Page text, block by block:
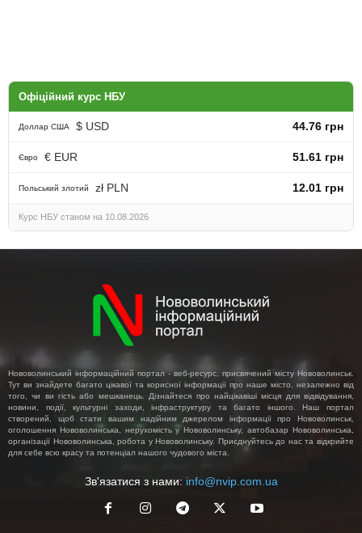
Офіційний курс НБУ
Доллар США $ USD 44.76 грн
Євро € EUR 51.61 грн
Польський злотий zł PLN 12.01 грн
Курс НБУ станом на 10.08.2026
Нововолинський інформаційний портал - веб-ресурс, присвячений місту Нововолинськ.
Тут ви знайдете багато цікавої та корисної інформації про наше місто, незалежно від
того, чи ви гість або мешканець. Дізнайтеся про найцікавіші місця для відвідування,
новини, події, культурні заходи, інфраструктуру та багато іншого. Наш портал
створений, щоб стати вашим надійним джерелом інформації про Нововолинськ,
оголошення Нововолинська, нерухомість у Нововолинську, автобазар Нововолинська,
організації Нововолинська, робота у Нововолинську. Приєднуйтесь до нас та відкрийте
для себе всю красу та потенціал нашого чудового міста.
Зв'язатися з нами: info@nvip.com.ua